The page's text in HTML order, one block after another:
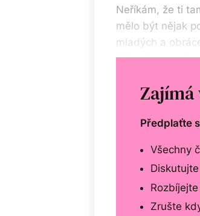
Neříkám, že ti
mělo být nějak
mladých a
Pokud je tam
Zajímá
Předplaťte
Všechny
Zrušte